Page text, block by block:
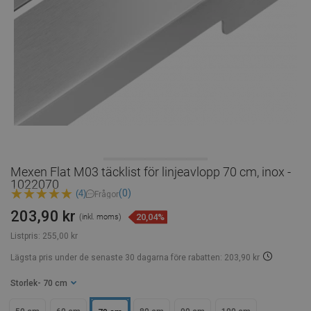
Mexen Flat M03 täcklist för linjeavlopp 70 cm, inox -
1022070
(4) Frågor(0)
Listpris: 255,00 kr
203,90 kr (inkl. moms) 20,04%
Lägsta pris under de senaste 30 dagarna före rabatten: 203,90 kr
Storlek - 70 cm